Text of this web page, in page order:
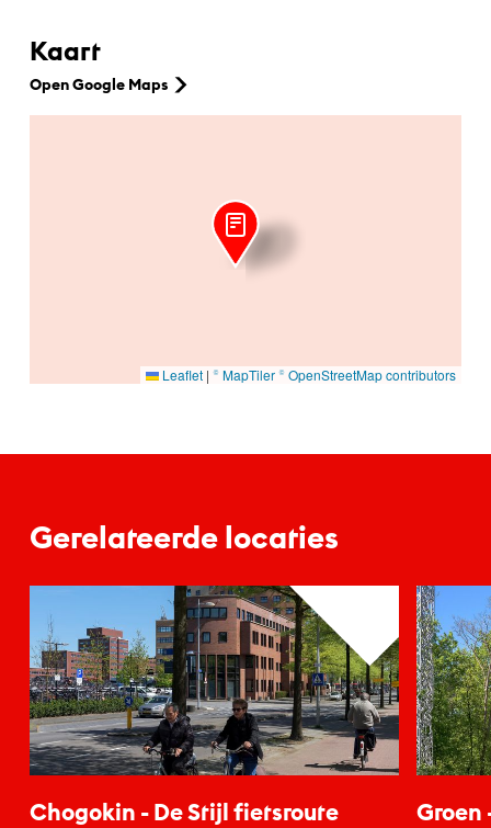
Kaart
Open Google Maps
Leaflet | © MapTiler© OpenStreetMap contributors
Gerelateerde locaties
Chogokin - De Stijl fietsroute Groen